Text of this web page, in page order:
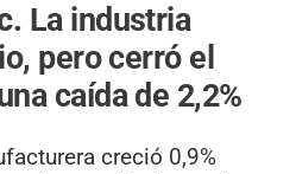
La industria
pero cerró el
caída de 2,2%
creció 0,9%